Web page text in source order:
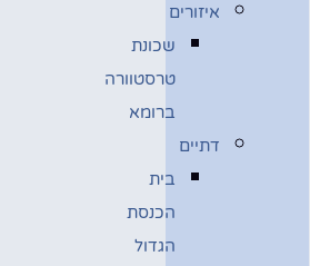
איזורים
שכונת
טרסטוורה
ברומא
דתיים
בית
הכנסת
הגדול